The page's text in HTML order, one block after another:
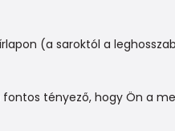
(a saroktól a
tényező, hogy Ön a